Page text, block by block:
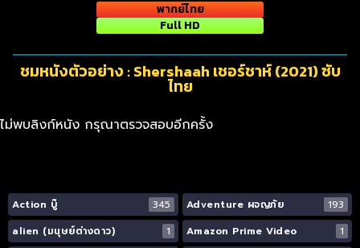
พากย์ไทย
Full HD
ชมหนังตัวอย่าง : Shershaah เชอร์ชาห์ (2021) ซับ
ไทย
ไม่พบลิงก์หนัง กรุณาตรวจสอบอีกครั้ง
Action บู๊ 345 Adventure ผจญภัย
193
alien (มนุษย์ต่างดาว)
1 Amazon Prime Video 1